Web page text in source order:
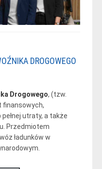
DROGOWEGO
Drogowego, (tzw.
finansowych,
utraty, a także
Przedmiotem
ładunków w